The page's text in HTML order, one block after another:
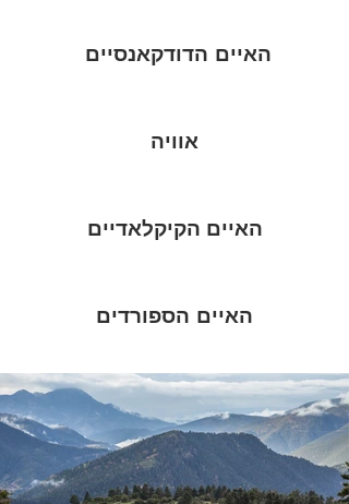
האיים הדודקאנסיים
אוויה
האיים הקיקלאדיים
האיים הספורדים